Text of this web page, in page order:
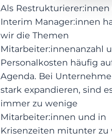
Als Restrukturierer:innen
Interim Manager:innen
wir die Themen
Mitarbeiter:innenanzahl
Personalkosten häufig
Agenda. Bei
stark expandieren, sind
immer zu wenige
Mitarbeiter:innen und in
Krisenzeiten mitunter zu